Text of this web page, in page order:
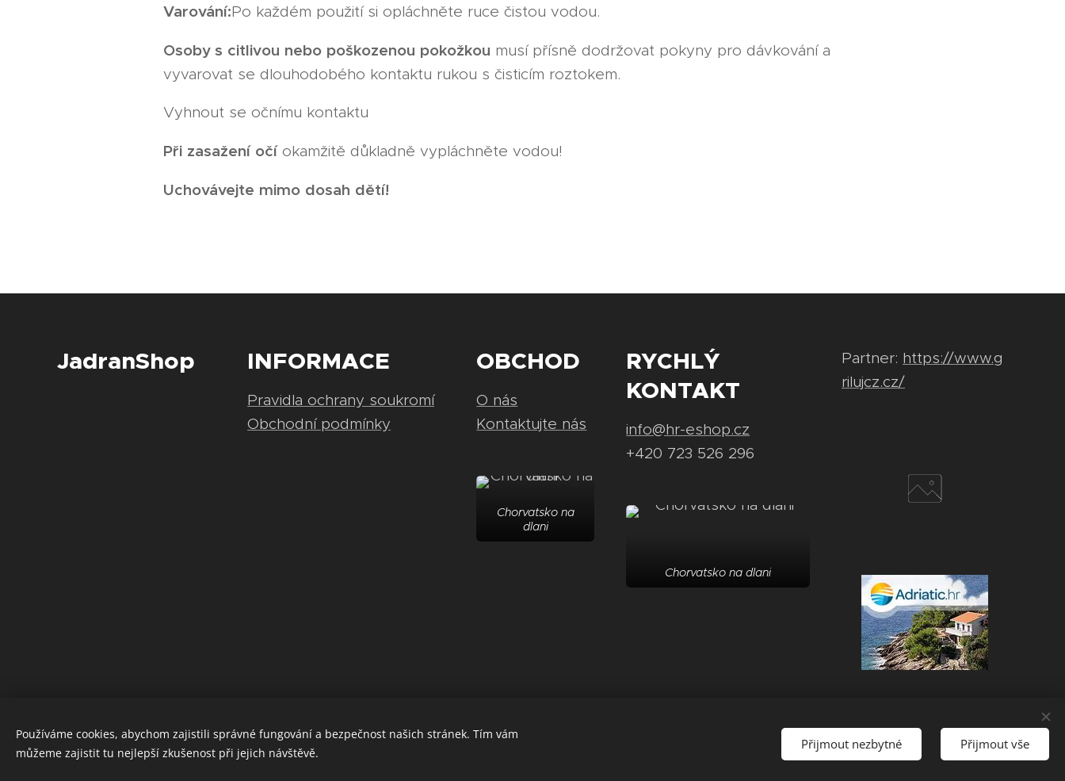
Varování:Po každém použití si opláchněte ruce čistou vodou.
Osoby s citlivou nebo poškozenou pokožkou musí přísně dodržovat pokyny pro dávkování a
vyvarovat se dlouhodobého kontaktu rukou s čisticím roztokem.
Vyhnout se očnímu kontaktu
Při zasažení očíokamžitě důkladně vypláchněte vodou!
Uchovávejte mimo dosah dětí!
JadranShop INFORMACE
Pravidla ochrany soukromí
Obchodní podmínky
OBCHOD
O nás
Kontaktujte nás
Chorvatsko na
dlani
RYCHLÝ
KONTAKT
info@hr-eshop.cz
+420 723 526 296
Chorvatsko na dlani
Partner: https://www.g
rilujcz.cz/
Používáme cookies, abychom zajistili správné fungování a bezpečnost našich stránek. Tím vám
můžeme zajistit tu nejlepší zkušenost při jejich návštěvě.
Přijmout nezbytné Přijmout vše